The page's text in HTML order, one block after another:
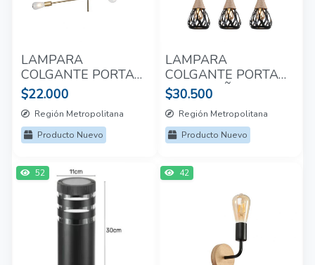
LAMPARA
COLGANTE PORTA
E27*6 ORO
$22.000
Región Metropolitana
Producto Nuevo
LAMPARA
COLGANTE PORTA
E27*3 CAÑAMO
$30.500
Región Metropolitana
Producto Nuevo
52 42